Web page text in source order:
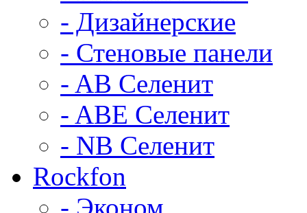
- Дизайнерские
- Стеновые панели
- AB Селенит
- ABE Селенит
- NB Селенит
Rockfon
- Эконом